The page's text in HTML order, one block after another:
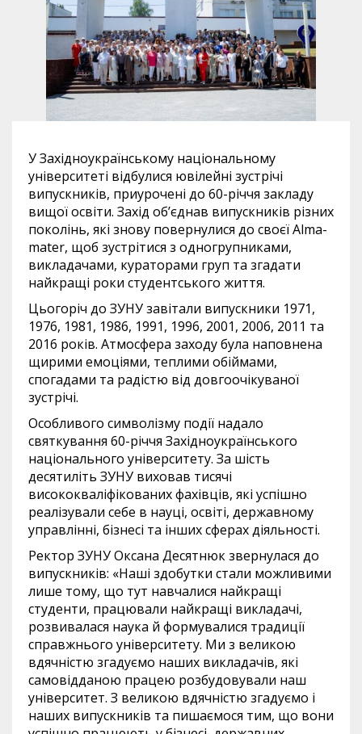
У Західноукраїнському національному
університеті відбулися ювілейні зустрічі
випускників, приурочені до 60-річчя закладу
вищої освіти. Захід об’єднав випускників різних
поколінь, які знову повернулися до своєї Alma-
mater, щоб зустрітися з одногрупниками,
викладачами, кураторами груп та згадати
найкращі роки студентського життя.
Цьогоріч до ЗУНУ завітали випускники 1971,
1976, 1981, 1986, 1991, 1996, 2001, 2006, 2011 та
2016 років. Атмосфера заходу була наповнена
щирими емоціями, теплими обіймами,
спогадами та радістю від довгоочікуваної
зустрічі.
Особливого символізму події надало
святкування 60-річчя Західноукраїнського
національного університету. За шість
десятиліть ЗУНУ виховав тисячі
висококваліфікованих фахівців, які успішно
реалізували себе в науці, освіті, державному
управлінні, бізнесі та інших сферах діяльності.
Ректор ЗУНУ Оксана Десятнюк звернулася до
випускників: «Наші здобутки стали можливими
лише тому, що тут навчалися найкращі
студенти, працювали найкращі викладачі,
розвивалася наука й формувалися традиції
справжнього університету. Ми з великою
вдячністю згадуємо наших викладачів, які
самовідданою працею розбудовували наш
університет. З великою вдячністю згадуємо і
наших випускників та пишаємося тим, що вони